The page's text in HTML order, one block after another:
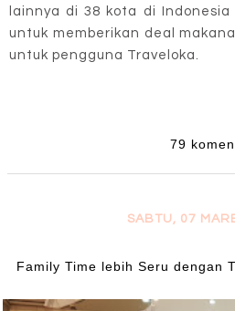
lainnya di 38 kota di
untuk memberikan deal
untuk pengguna Traveloka.
79
SABTU, 07
Family Time lebih Seru dengan